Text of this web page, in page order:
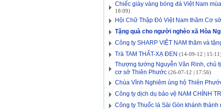
Chiếc giày vàng bóng đá Việt Nam
18:09)
Hội Chữ Thập Đỏ Việt Nam thăm Cơ
Tặng quà cho người nghèo xã Hòa
Công ty SHARP VIỆT NAM thăm và
Trà TAM THẤT-XẠ ĐEN (14-09-12 |
Thượng tướng Nguyễn Văn Rinh, chủ
cơ sở Thiên Phước (26-07-12 | 17:56)
Chùa Vĩnh Nghiêm ủng hộ Thiên
Công ty dịch dụ bảo vệ NAM CHÍNH
Công ty Thuốc lá Sài Gòn khánh thành